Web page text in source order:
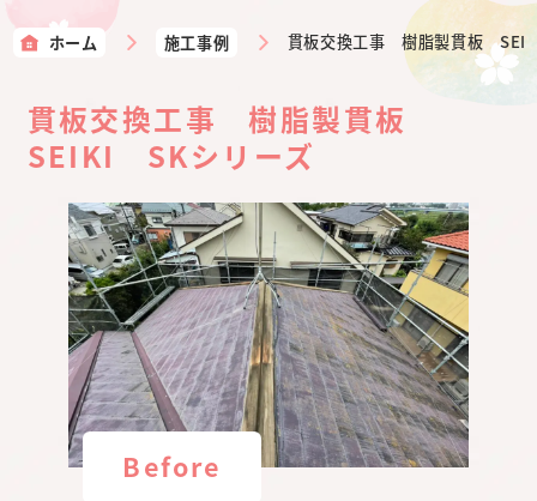
ホーム 施工事例 貫板交換工事 樹脂製貫板
貫板交換工事 樹脂製貫板
SEIKI SKシリーズ
Before